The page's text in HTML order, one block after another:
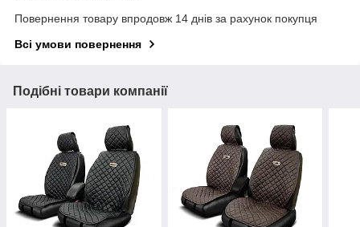
Повернення товару впродовж 14 днів за рахунок покупця
Всі умови повернення
Подібні товари компанії